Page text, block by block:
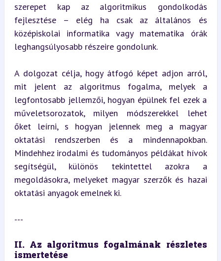
szerepet kap az algoritmikus gondolkodás
fejlesztése – elég ha csak az általános és
középiskolai informatika vagy matematika órák
leghangsúlyosabb részeire gondolunk.
A dolgozat célja, hogy átfogó képet adjon arról,
mit jelent az algoritmus fogalma, melyek a
legfontosabb jellemzői, hogyan épülnek fel ezek a
műveletsorozatok, milyen módszerekkel lehet
őket leírni, s hogyan jelennek meg a magyar
oktatási rendszerben és a mindennapokban.
Mindehhez irodalmi és tudományos példákat hívok
segítségül, különös tekintettel azokra a
megoldásokra, melyeket magyar szerzők és hazai
oktatási anyagok emelnek ki.
---
II. Az algoritmus fogalmának részletes
ismertetése